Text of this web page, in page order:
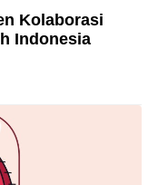
Kolaborasi
Indonesia